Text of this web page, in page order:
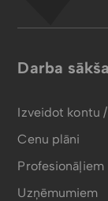
Darba
Izveidot kontu
Cenu plāni
Profesionāļiem
Uzņēmumiem